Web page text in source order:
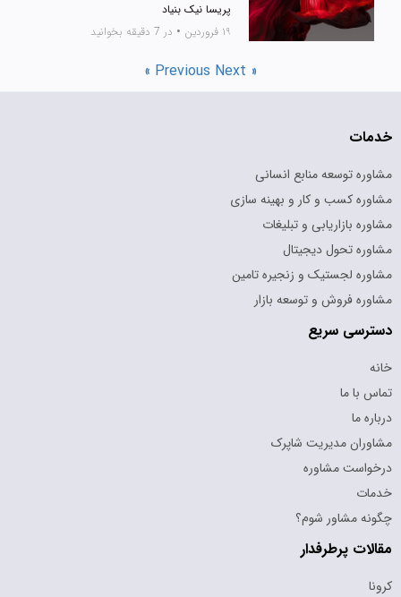
پریسا نیک بنیاد
۱۹ فروردین
• در 7 دقیقه بخوانید
« Previous Next »
خدمات
مشاوره توسعه منابع انسانی
مشاوره کسب و کار و بهینه سازی
مشاوره بازاریابی و تبلیغات
مشاوره تحول دیجیتال
مشاوره لجستیک و زنجیره تامین
مشاوره فروش و توسعه بازار
دسترسی سریع
خانه
تماس با ما
درباره ما
مشاوران مدیریت شاپرک
درخواست مشاوره
خدمات
چگونه مشاور شوم؟
مقالات پرطرفدار
کرونا